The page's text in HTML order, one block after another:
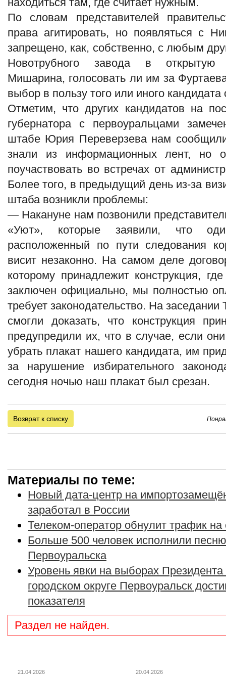
По словам представителей
права агитировать, но появляться с
запрещено, как, собственно, с любым
Новотрубного завода в открытую
Мишарина, голосовать ли им за
выбор в пользу того или иного кандидата
Отметим, что других кандидатов на
губернатора с первоуральцами
штабе Юрия Переверзева нам
знали из информационных лент, но
поучаствовать во встречах от
Более того, в предыдущий день из-за
штаба возникли проблемы:
— Накануне нам позвонили
«Уют», которые заявили, что
расположенный по пути следования
висит незаконно. На самом деле
которому принадлежит конструкция,
заключен официально, мы полностью
требует законодательство. На
смогли доказать, что конструкция
предупредили их, что в случае, если
убрать плакат нашего кандидата, им
за нарушение избирательного
сегодня ночью наш плакат был срезан.
Возврат к списку
Материалы по теме:
Новый дата-центр на
заработал в России
Телеком-оператор обнулит трафик на
Больше 500 человек исполнили
Первоуральска
Уровень явки на выборах
городском округе Первоуральск
показателя
Раздел не найден.
21.04.2026 20.04.2026